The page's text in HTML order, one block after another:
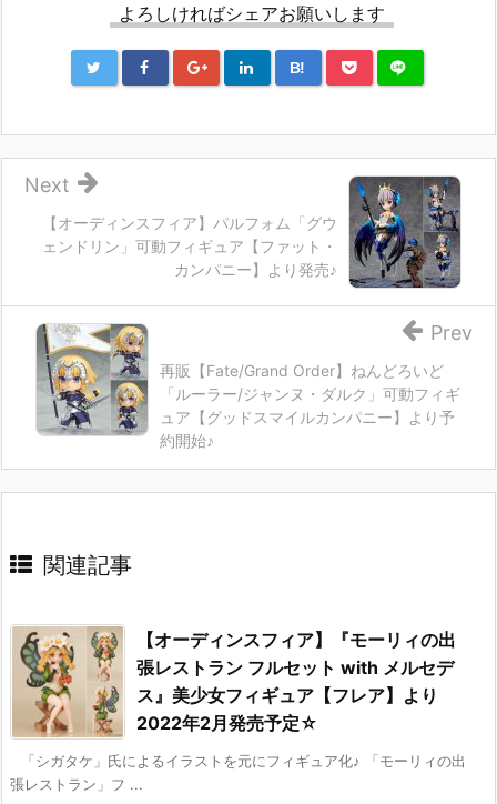
よろしければシェアお願いします
B!
【オーディンスフィア】パルフォム「グウ
ェンドリン」可動フィギュア【ファット・
カンパニー】より発売♪
Next
再販【Fate/Grand Order】ねんどろいど
「ルーラー/ジャンヌ・ダルク」可動フィギ
ュア【グッドスマイルカンパニー】より予
約開始♪
Prev
関連記事
【オーディンスフィア】『モーリィの出
張レストラン フルセット with メルセデ
ス』美少女フィギュア【フレア】より
2022年2月発売予定☆
「シガタケ」氏によるイラストを元にフィギュア化♪ 「モーリィの出
張レストラン」フ ...